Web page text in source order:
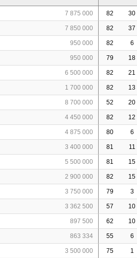
7 875 000 82 30
7 850 000 82 37
950 000 82 6
950 000 79 18
6 500 000 82 21
1 700 000 82 13
8 700 000 52 20
4 450 000 82 12
4 875 000 80 6
3 400 000 81 11
5 500 000 81 15
2 900 000 82 15
3 750 000 79 3
3 362 500 57 10
897 500 62 10
863 334 55 6
3 500 000 75 1